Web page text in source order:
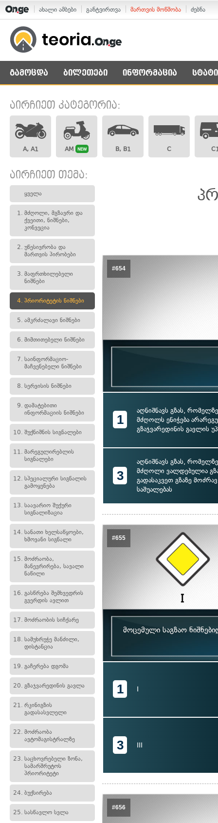
ახალი ამბები განტვირთვა მართვის მოწმობა ძებნა
გამოცდა ბილეთები ინფორმაცია
აირჩიეთ კატეგორია:
A, A1 AM NEW B, B1 C
აირჩიეთ თემა:
ყველა
1. მძღოლი, მგზავრი და
ქვეითი, ნიშნები,
კონვეცია
2. უწესივრობა და
მართვის პირობები
3. მაფრთხილებელი
ნიშნები
4. პრიორიტეტის ნიშნები
5. ამკრძალავი ნიშნები
6. მიმთითებელი ნიშნები
7. საინფორმაციო-
მაჩვენებელი ნიშნები
8. სერვისის ნიშნები
9. დამატებითი
ინფორმაციის ნიშნები
10. შუქნიშნის სიგნალები
11. მარეგულირებლის
სიგნალები
12. სპეციალური სიგნალის
გამოყენება
13. საავარიო შუქური
სიგნალიზაცია
14. სანათი ხელსაწყოები,
ხმოვანი სიგნალი
15. მოძრაობა,
მანევრირება, სავალი
ნაწილი
16. გასწრება შემხვედრის
გვერდის ავლით
17. მოძრაობის სიჩქარე
18. სამუხრუჭე მანძილი,
დისტანცია
19. გაჩერება დგომა
20. გზაჯვარედინის გავლა
21. რკინიგზის
გადასასვლელი
22. მოძრაობა
ავტომაგისტრალზე
23. საცხოვრებელი ზონა,
სამარშრუტოს
პრიორიტეტი
24. ბუქსირება
25. სასწავლო სვლა
#654
1
აღნიშნავს გზას,
მძღოლს ენიჭება
გზაჯვარედინის გავლის
3
აღნიშნავს გზას,
მძღოლი ვალდებულია
გადასაკვეთ გზაზე
საშუალებას
#655
მოცემული საგზაო
1 I
3 III
#656